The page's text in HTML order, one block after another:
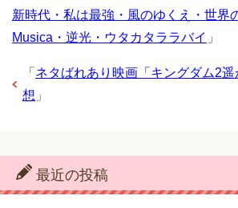
新時代・私は最強・風のゆくえ・世界
Musica・逆光・ウタカタララバイ 」
「 ネタばれあり映画「キングダム2
想 」
最近の投稿